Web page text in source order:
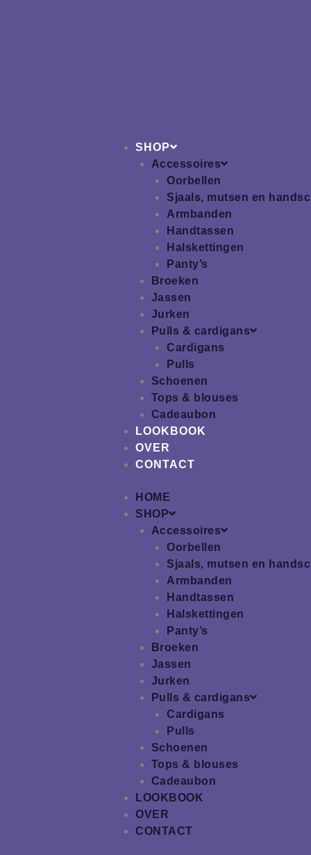
SHOP
Accessoires
Oorbellen
Sjaals, mutsen en
Armbanden
Handtassen
Halskettingen
Panty’s
Broeken
Jassen
Jurken
Pulls & cardigans
Cardigans
Pulls
Schoenen
Tops & blouses
Cadeaubon
LOOKBOOK
OVER
CONTACT
HOME
SHOP
Accessoires
Oorbellen
Sjaals, mutsen en
Armbanden
Handtassen
Halskettingen
Panty’s
Broeken
Jassen
Jurken
Pulls & cardigans
Cardigans
Pulls
Schoenen
Tops & blouses
Cadeaubon
LOOKBOOK
OVER
CONTACT